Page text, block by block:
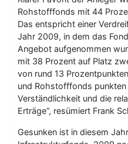
Rohstofffonds mit 44
Das entspricht einer
Jahr 2009, in dem das
Angebot aufgenommen
mit 38 Prozent auf Platz
von rund 13
und Rohstofffonds
Verständlichkeit und die
Erträge“, resümiert Frank
Gesunken ist in diesem